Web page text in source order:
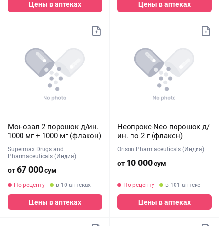
Цены в аптеках Цены в аптеках
Монозал 2 порошок д/ин.
1000 мг + 1000 мг (флакон)
Supermax Drugs and
Pharmaceuticals (Индия)
от67 000сум
По рецепту в 10 аптеках
Цены в аптеках
Неопрокс-Neo порошок д/
ин. по 2 г (флакон)
Orison Pharmaceuticals (Индия)
от 10 000сум
По рецепту в 101 аптеке
Цены в аптеках